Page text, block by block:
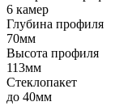
6 камер
Глубина профиля
70мм
Высота профиля
113мм
Стеклопакет
до 40мм